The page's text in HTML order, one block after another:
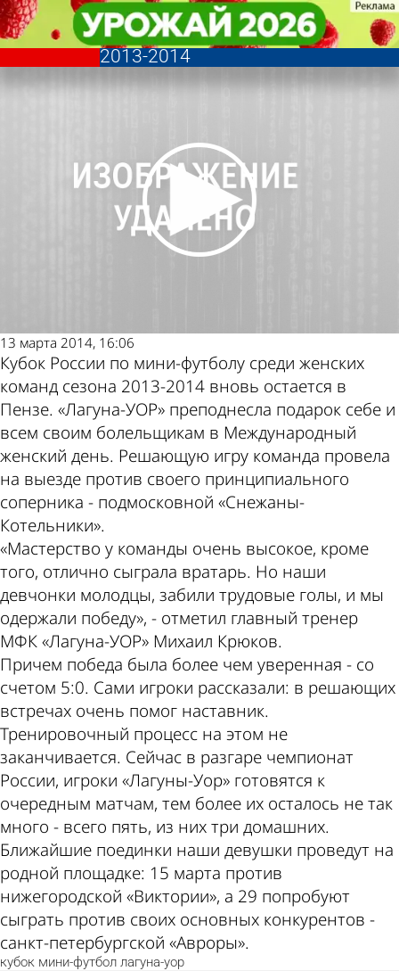
Мини-футболистки «Лагуна-УОР»
завоевали Кубок России сезона
2013-2014
Спорт
13 марта 2014, 16:06
Кубок России по мини-футболу среди женских
команд сезона 2013-2014 вновь остается в
Пензе. «Лагуна-УОР» преподнесла подарок себе и
всем своим болельщикам в Международный
женский день. Решающую игру команда провела
на выезде против своего принципиального
соперника - подмосковной «Снежаны-
Котельники».
«Мастерство у команды очень высокое, кроме
того, отлично сыграла вратарь. Но наши
девчонки молодцы, забили трудовые голы, и мы
одержали победу», - отметил главный тренер
МФК «Лагуна-УОР» Михаил Крюков.
Причем победа была более чем уверенная - со
счетом 5:0. Сами игроки рассказали: в решающих
встречах очень помог наставник.
Тренировочный процесс на этом не
заканчивается. Сейчас в разгаре чемпионат
России, игроки «Лагуны-Уор» готовятся к
очередным матчам, тем более их осталось не так
много - всего пять, из них три домашних.
Ближайшие поединки наши девушки проведут на
родной площадке: 15 марта против
нижегородской «Виктории», а 29 попробуют
сыграть против своих основных конкурентов -
санкт-петербургской «Авроры».
кубок мини-футбол лагуна-уор
Мини-футболистки «Лагуна-УОР»
завоевали Кубок России сезона
2013-2014
Спорт
Другие новости по теме
Погода и курсы валют в
Пензе